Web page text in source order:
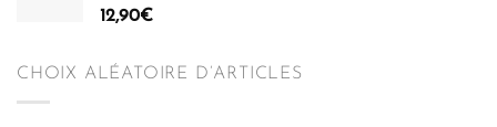
12,90€
CHOIX ALÉATOIRE D’ARTICLES